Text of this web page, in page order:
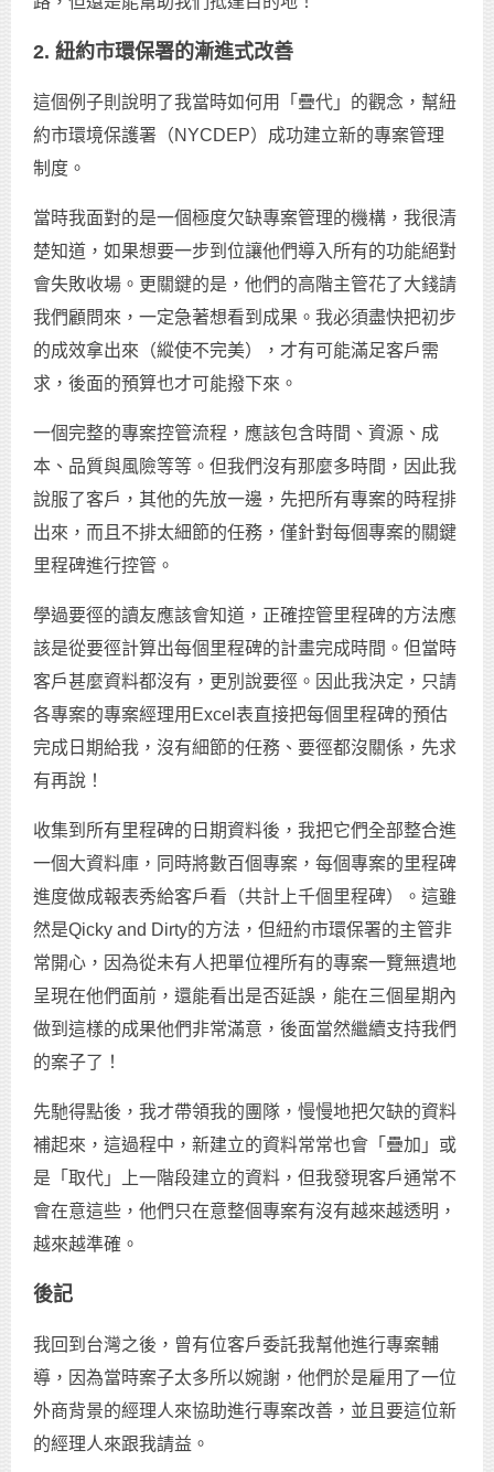
2. 紐約市環保署的漸進式改善
這個例子則說明了我當時如何用「疊代」的觀念，幫紐
約市環境保護署（NYCDEP）成功建立新的專案管理
制度。
當時我面對的是一個極度欠缺專案管理的機構，我很清
楚知道，如果想要一步到位讓他們導入所有的功能絕對
會失敗收場。更關鍵的是，他們的高階主管花了大錢請
我們顧問來，一定急著想看到成果。我必須盡快把初步
的成效拿出來（縱使不完美），才有可能滿足客戶需
求，後面的預算也才可能撥下來。
一個完整的專案控管流程，應該包含時間、資源、成
本、品質與風險等等。但我們沒有那麼多時間，因此我
說服了客戶，其他的先放一邊，先把所有專案的時程排
出來，而且不排太細節的任務，僅針對每個專案的關鍵
里程碑進行控管。
學過要徑的讀友應該會知道，正確控管里程碑的方法應
該是從要徑計算出每個里程碑的計畫完成時間。但當時
客戶甚麼資料都沒有，更別說要徑。因此我決定，只請
各專案的專案經理用Excel表直接把每個里程碑的預估
完成日期給我，沒有細節的任務、要徑都沒關係，先求
有再說！
收集到所有里程碑的日期資料後，我把它們全部整合進
一個大資料庫，同時將數百個專案，每個專案的里程碑
進度做成報表秀給客戶看（共計上千個里程碑）。這雖
然是Qicky and Dirty的方法，但紐約市環保署的主管非
常開心，因為從未有人把單位裡所有的專案一覽無遺地
呈現在他們面前，還能看出是否延誤，能在三個星期內
做到這樣的成果他們非常滿意，後面當然繼續支持我們
的案子了！
先馳得點後，我才帶領我的團隊，慢慢地把欠缺的資料
補起來，這過程中，新建立的資料常常也會「疊加」或
是「取代」上一階段建立的資料，但我發現客戶通常不
會在意這些，他們只在意整個專案有沒有越來越透明，
越來越準確。
後記
我回到台灣之後，曾有位客戶委託我幫他進行專案輔
導，因為當時案子太多所以婉謝，他們於是雇用了一位
外商背景的經理人來協助進行專案改善，並且要這位新
的經理人來跟我請益。